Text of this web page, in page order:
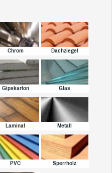
Chrom Dachziegel
Gipskarton Glas
Laminat Metall
PVC Sperrholz